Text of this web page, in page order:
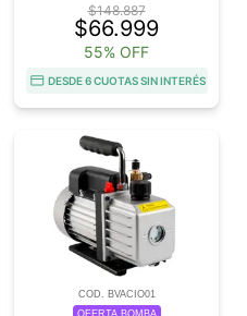
$148.887
$66.999
55% OFF
DESDE 6 CUOTAS SIN INTERÉS
COD. BVACIO01
OFERTA BOMBA